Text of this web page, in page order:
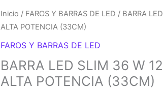
Inicio / FAROS Y BARRAS DE LED / BARRA
ALTA POTENCIA (33CM)
FAROS Y BARRAS DE LED
BARRA LED SLIM 36 W
ALTA POTENCIA (33CM)